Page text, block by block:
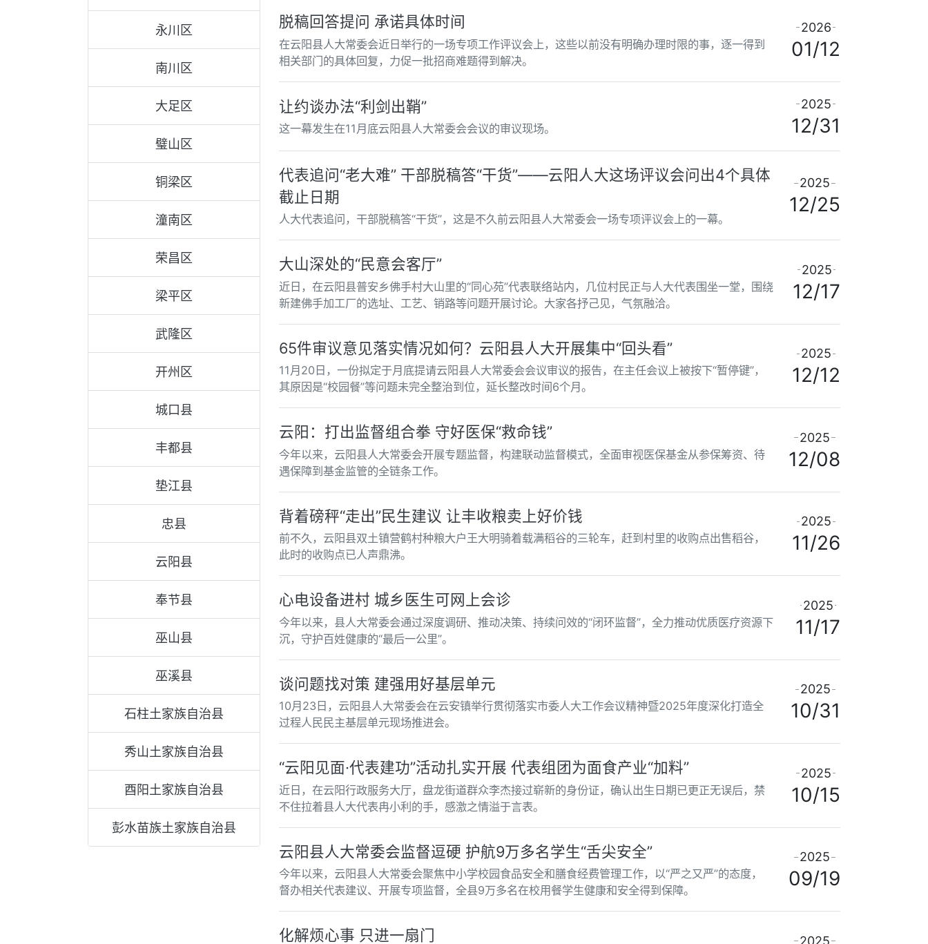
永川区
南川区
大足区
璧山区
铜梁区
潼南区
荣昌区
梁平区
武隆区
开州区
城口县
丰都县
垫江县
忠县
云阳县
奉节县
巫山县
巫溪县
石柱土家族自治县
秀山土家族自治县
酉阳土家族自治县
彭水苗族土家族自治县
脱稿回答提问 承诺具体时间
在云阳县人大常委会近日举行的一场专项工作评议会上，这些以前没有明确办理时限的事，逐一得到
相关部门的具体回复，力促一批招商难题得到解决。
2026
01/12
让约谈办法“利剑出鞘”
这一幕发生在11月底云阳县人大常委会会议的审议现场。
2025
12/31
代表追问“老大难” 干部脱稿答“干货”——云阳人大这场评议会问出4个具体
截止日期
人大代表追问，干部脱稿答“干货”，这是不久前云阳县人大常委会一场专项评议会上的一幕。
2025
12/25
大山深处的“民意会客厅”
近日，在云阳县普安乡佛手村大山里的“同心苑”代表联络站内，几位村民正与人大代表围坐一堂，围绕
新建佛手加工厂的选址、工艺、销路等问题开展讨论。大家各抒己见，气氛融洽。
2025
12/17
65件审议意见落实情况如何？云阳县人大开展集中“回头看”
11月20日，一份拟定于月底提请云阳县人大常委会会议审议的报告，在主任会议上被按下“暂停键”，
其原因是“校园餐”等问题未完全整治到位，延长整改时间6个月。
2025
12/12
云阳：打出监督组合拳 守好医保“救命钱”
今年以来，云阳县人大常委会开展专题监督，构建联动监督模式，全面审视医保基金从参保筹资、待
遇保障到基金监管的全链条工作。
2025
12/08
背着磅秤“走出”民生建议 让丰收粮卖上好价钱
前不久，云阳县双土镇营鹤村种粮大户王大明骑着载满稻谷的三轮车，赶到村里的收购点出售稻谷，
此时的收购点已人声鼎沸。
2025
11/26
心电设备进村 城乡医生可网上会诊
今年以来，县人大常委会通过深度调研、推动决策、持续问效的“闭环监督”，全力推动优质医疗资源下
沉，守护百姓健康的“最后一公里”。
2025
11/17
谈问题找对策 建强用好基层单元
10月23日，云阳县人大常委会在云安镇举行贯彻落实市委人大工作会议精神暨2025年度深化打造全
过程人民民主基层单元现场推进会。
2025
10/31
“云阳见面·代表建功”活动扎实开展 代表组团为面食产业“加料”
近日，在云阳行政服务大厅，盘龙街道群众李杰接过崭新的身份证，确认出生日期已更正无误后，禁
不住拉着县人大代表冉小利的手，感激之情溢于言表。
2025
10/15
云阳县人大常委会监督逗硬 护航9万多名学生“舌尖安全”
今年以来，云阳县人大常委会聚焦中小学校园食品安全和膳食经费管理工作，以“严之又严”的态度，
督办相关代表建议、开展专项监督，全县9万多名在校用餐学生健康和安全得到保障。
2025
09/19
化解烦心事 只进一扇门 2025